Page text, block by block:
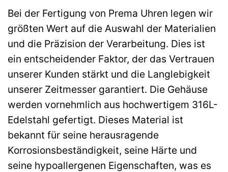
Bei der Fertigung von Prema Uhren legen wir
größten Wert auf die Auswahl der Materialien
und die Präzision der Verarbeitung. Dies ist
ein entscheidender Faktor, der das Vertrauen
unserer Kunden stärkt und die Langlebigkeit
unserer Zeitmesser garantiert. Die Gehäuse
werden vornehmlich aus hochwertigem 316L-
Edelstahl gefertigt. Dieses Material ist
bekannt für seine herausragende
Korrosionsbeständigkeit, seine Härte und
seine hypoallergenen Eigenschaften, was es